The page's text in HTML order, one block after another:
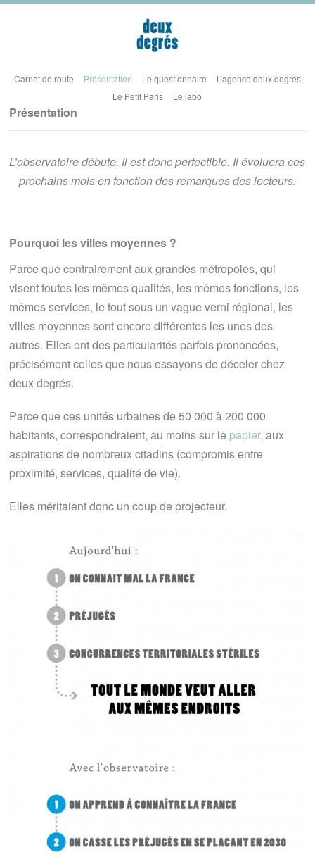
Carnet de route Présentation Le questionnaire
L’agence deux degrés
Le Petit Paris
Le labo
Présentation
L’observatoire débute. Il est donc perfectible. Il évoluera ces
prochains mois en fonction des remarques des lecteurs.
Pourquoi les villes moyennes ?
Parce que contrairement aux grandes métropoles, qui
visent toutes les mêmes qualités, les mêmes fonctions, les
mêmes services, le tout sous un vague verni régional, les
villes moyennes sont encore différentes les unes des
autres. Elles ont des particularités parfois prononcées,
précisément celles que nous essayons de déceler chez
deux degrés.
Parce que ces unités urbaines de 50 000 à 200 000
habitants, correspondraient, au moins sur le papier, aux
aspirations de nombreux citadins (compromis entre
proximité, services, qualité de vie).
Elles méritaient donc un coup de projecteur.